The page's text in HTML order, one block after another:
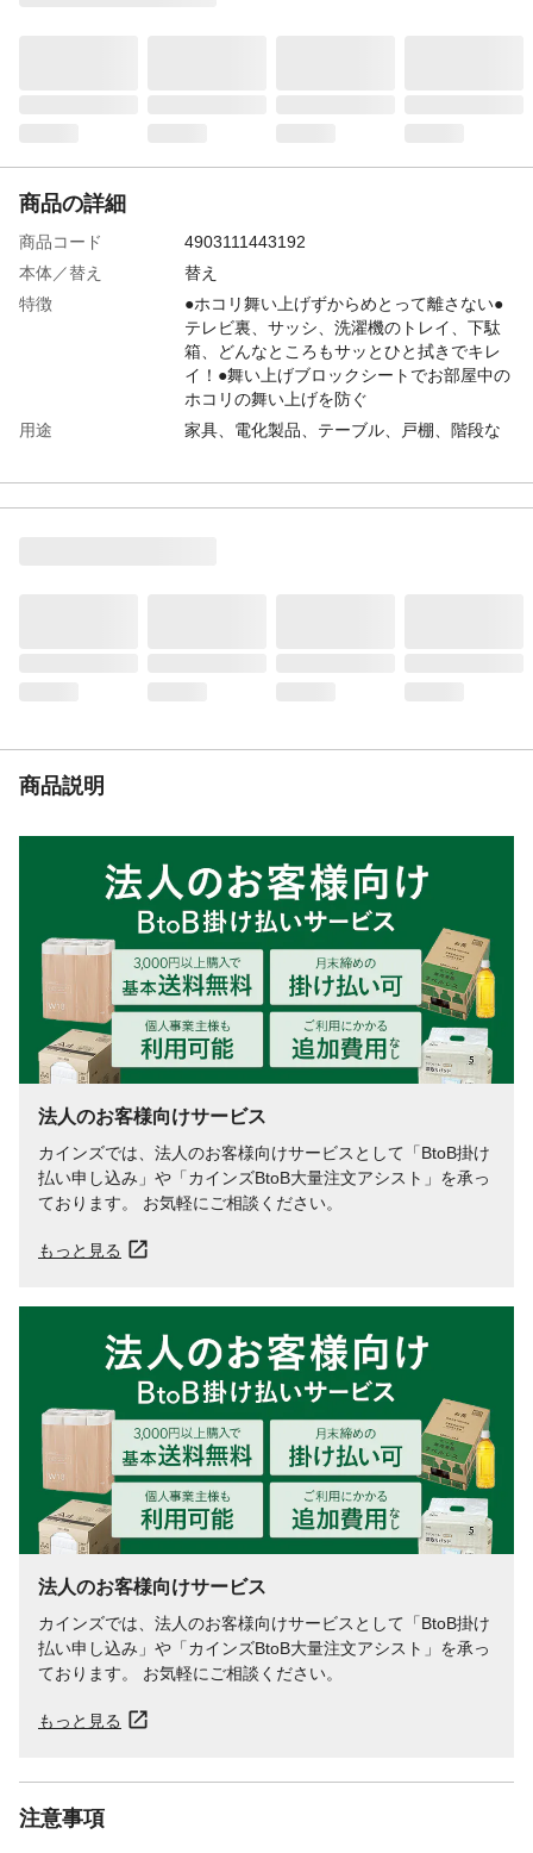
商品の詳細
商品コード
4903111443192
本体／替え
替え
特徴
●ホコリ舞い上げずからめとって離さない●
テレビ裏、サッシ、洗濯機のトレイ、下駄
箱、どんなところもサッとひと拭きでキレ
イ！●舞い上げブロックシートでお部屋中の
ホコリの舞い上げを防ぐ
用途
家具、電化製品、テーブル、戸棚、階段な
商品説明
●からめる密着構造で取り残していた大きめ
のホコリや粒ゴミまでからめとって離さな
商品説明
法人のお客様向けサービス
カインズでは、法人のお客様向けサービスとして「BtoB掛け
払い申し込み」や「カインズBtoB大量注文アシスト」を承っ
ております。 お気軽にご相談ください。
もっと見る
法人のお客様向けサービス
カインズでは、法人のお客様向けサービスとして「BtoB掛け
払い申し込み」や「カインズBtoB大量注文アシスト」を承っ
ております。 お気軽にご相談ください。
もっと見る
注意事項